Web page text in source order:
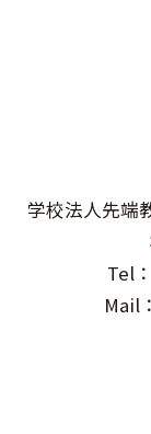
学校法人先端
Tel
Mail